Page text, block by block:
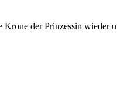
der Prinzessin